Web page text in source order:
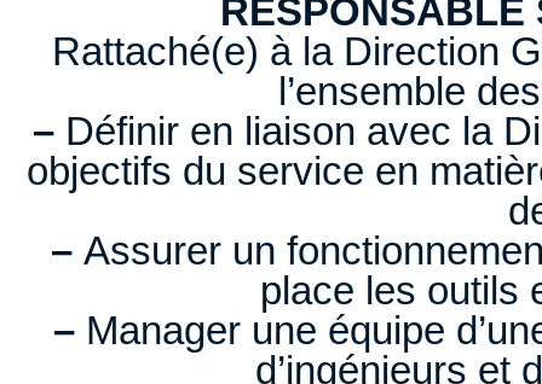
RESPONSABLE
Rattaché(e) à la Direction
l’ensemble
– Définir en liaison avec la
objectifs du service en
– Assurer un
place les outils
– Manager une équipe
d’ingénieurs et